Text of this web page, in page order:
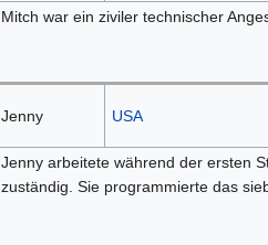
Mitch war ein ziviler technischer
Jenny USA
Jenny arbeitete während der ersten
zuständig. Sie programmierte das